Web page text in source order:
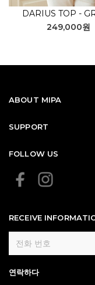
DARIUS TOP -
249,000원
ABOUT MIPA
SUPPORT
FOLLOW US
RECEIVE
연락하다